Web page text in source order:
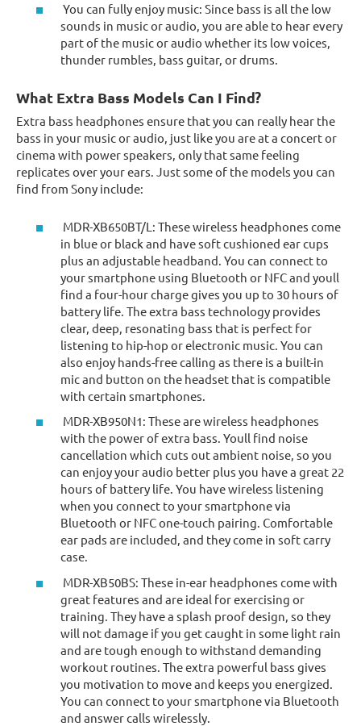
You can fully enjoy music: Since bass is all the low
sounds in music or audio, you are able to hear every
part of the music or audio whether its low voices,
thunder rumbles, bass guitar, or drums.
What Extra Bass Models Can I Find?
Extra bass headphones ensure that you can really hear the
bass in your music or audio, just like you are at a concert or
cinema with power speakers, only that same feeling
replicates over your ears. Just some of the models you can
find from Sony include:
MDR-XB650BT/L: These wireless headphones come
in blue or black and have soft cushioned ear cups
plus an adjustable headband. You can connect to
your smartphone using Bluetooth or NFC and youll
find a four-hour charge gives you up to 30 hours of
battery life. The extra bass technology provides
clear, deep, resonating bass that is perfect for
listening to hip-hop or electronic music. You can
also enjoy hands-free calling as there is a built-in
mic and button on the headset that is compatible
with certain smartphones.
MDR-XB950N1: These are wireless headphones
with the power of extra bass. Youll find noise
cancellation which cuts out ambient noise, so you
can enjoy your audio better plus you have a great 22
hours of battery life. You have wireless listening
when you connect to your smartphone via
Bluetooth or NFC one-touch pairing. Comfortable
ear pads are included, and they come in soft carry
case.
MDR-XB50BS: These in-ear headphones come with
great features and are ideal for exercising or
training. They have a splash proof design, so they
will not damage if you get caught in some light rain
and are tough enough to withstand demanding
workout routines. The extra powerful bass gives
you motivation to move and keeps you energized.
You can connect to your smartphone via Bluetooth
and answer calls wirelessly.